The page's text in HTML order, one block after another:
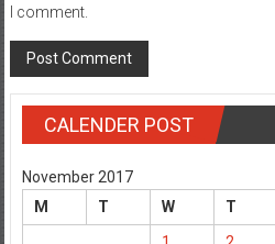
I comment.
CALENDER POST
November 2017
M
T W T